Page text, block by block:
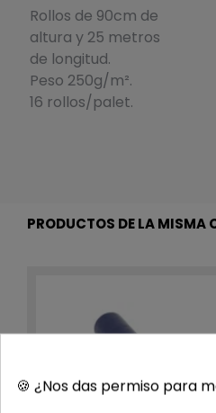
Rollos de 90cm de
altura y 25 metros
de longitud.
Peso 250g/m².
16 rollos/palet.
PRODUCTOS DE LA MISMA
🍪 ¿Nos das permiso para